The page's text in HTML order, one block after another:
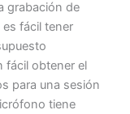
grabación de
fácil tener
fácil obtener el
para una sesión
tiene